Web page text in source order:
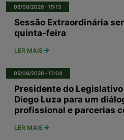
06/08/2026 - 15:13
Sessão Extraordinária
quinta-feira
LER MAIS
05/08/2026 - 17:04
Presidente do
Diego Luza para um
profissional e parcerias
LER MAIS